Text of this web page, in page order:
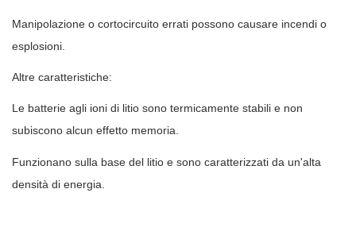
Manipolazione o cortocircuito errati possono causare incendi o
esplosioni.
Altre caratteristiche:
Le batterie agli ioni di litio sono termicamente stabili e non
subiscono alcun effetto memoria.
Funzionano sulla base del litio e sono caratterizzati da un'alta
densità di energia.